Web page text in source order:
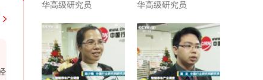
韩国大韩贸易投资振兴公社上海代表处
近几年，与中研普华持续不断地进行着行业研
华高级研究员
华高级研究员